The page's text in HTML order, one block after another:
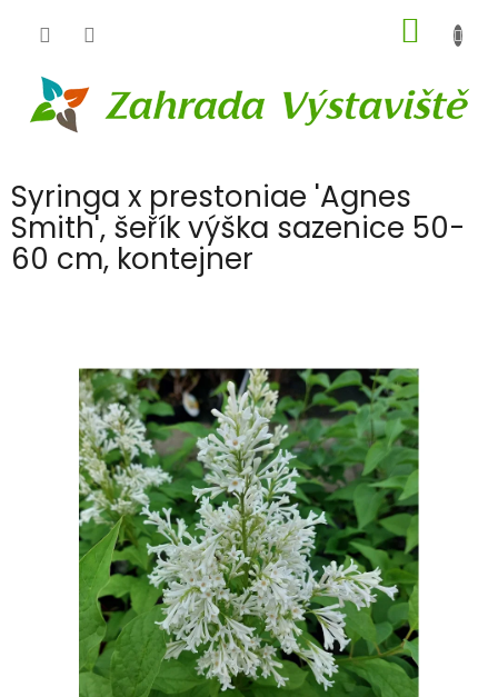
KOŠÍK
Syringa x prestoniae 'Agnes
Smith', šeřík výška sazenice 50-
60 cm, kontejner